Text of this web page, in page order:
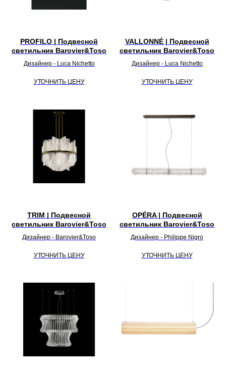
PROFILO | Подвесной
светильник Barovier&Toso
Дизайнер - Luca Nichetto
УТОЧНИТЬ ЦЕНУ
VALLONNÉ | Подвесной
светильник Barovier&Toso
Дизайнер - Luca Nichetto
УТОЧНИТЬ ЦЕНУ
TRIM | Подвесной
светильник Barovier&Toso
Дизайнер - Barovier&Toso
УТОЧНИТЬ ЦЕНУ
OPÉRA | Подвесной
светильник Barovier&Toso
Дизайнер - Philippe Nigro
УТОЧНИТЬ ЦЕНУ